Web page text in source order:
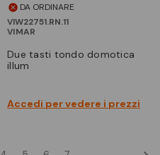
DA ORDINARE
VIW22751.RN.11
VIMAR
due tasti tondo domotica
illum
Accedi per vedere i prezzi